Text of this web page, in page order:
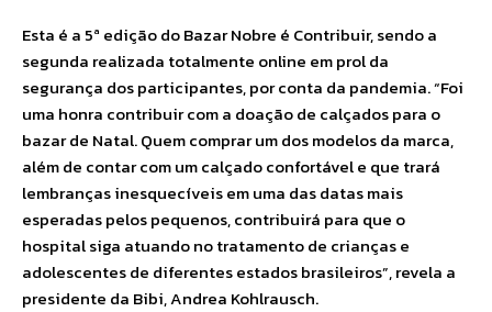
Esta é a 5ª edição do Bazar Nobre é Contribuir, sendo a
segunda realizada totalmente online em prol da
segurança dos participantes, por conta da pandemia. “Foi
uma honra contribuir com a doação de calçados para o
bazar de Natal. Quem comprar um dos modelos da marca,
além de contar com um calçado confortável e que trará
lembranças inesquecíveis em uma das datas mais
esperadas pelos pequenos, contribuirá para que o
hospital siga atuando no tratamento de crianças e
adolescentes de diferentes estados brasileiros”, revela a
presidente da Bibi, Andrea Kohlrausch.